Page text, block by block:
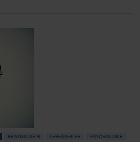
BEWUSSTSEIN LEBENSHILFE
PSYCHOLOGIE